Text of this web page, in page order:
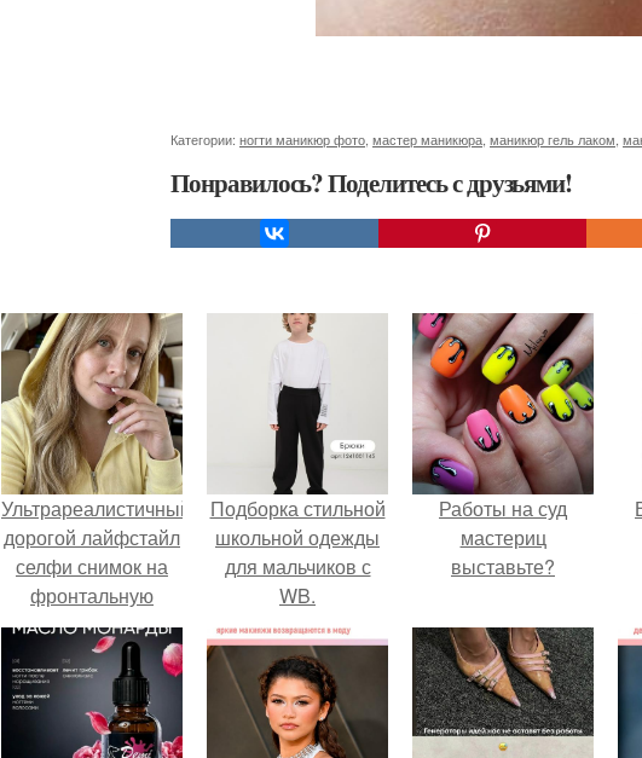
Категории: ногти маникюр фото мастер маникюра маникюр гель лаком
Понравилось? Поделитесь с друзьями!
Ультрареалистичный
дорогой лайфстайл
селфи снимок на
фронтальную
камеру.
Подборка стильной
школьной одежды
для мальчиков с
WB.
Работы на суд
мастериц
выставьте?